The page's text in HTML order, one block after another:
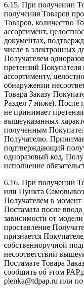
6.15. При получении
получения Товаров
Товаров, количество
ассортимент,
документах,
числе в электронных
Получателем
претензий Покупателя
ассортименту,
обнаружении
Товара Заказу
Раздел 7 ниже). После
не принимает
вышеуказанных
полученным
Получателю.
подтверждающий
одноразовый код,
исполнение
6.16. При получении
или Пункта
Получателем в момент
Постамата после
зависимости от
проставление
признается
собственноручной
несоответствий
Постамате Товара
сообщить об этом
plenka@tdpap.ru или